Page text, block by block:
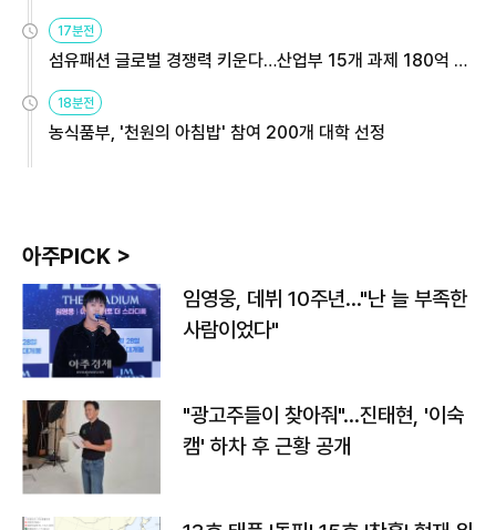
17분전
섬유패션 글로벌 경쟁력 키운다…산업부 15개 과제 180억 지
18분전
농식품부, '천원의 아침밥' 참여 200개 대학 선정
아주PICK >
임영웅, 데뷔 10주년…"난 늘 부족한
사람이었다"
"광고주들이 찾아줘"…진태현, '이숙
캠' 하차 후 근황 공개